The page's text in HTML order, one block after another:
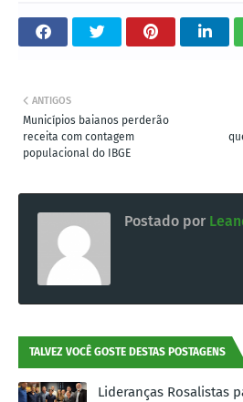
ANTIGOS
Municípios baianos perderão
receita com contagem
populacional do IBGE
Postado por
TALVEZ VOCÊ GOSTE DESTAS POSTAGENS
Lideranças Rosalistas